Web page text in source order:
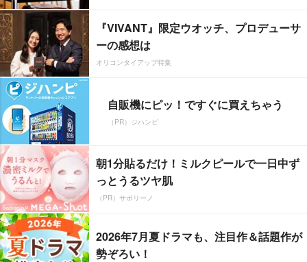
『VIVANT』限定ウオッチ、プロデューサ
ーの感想は
オリコンタイアップ特集
自販機にピッ！ですぐに買えちゃう
（PR）ジハンピ
朝1分貼るだけ！ミルクピールで一日中ず
っとうるツヤ肌
（PR）サボリーノ
2026年7月夏ドラマも、注目作＆話題作が
勢ぞろい！